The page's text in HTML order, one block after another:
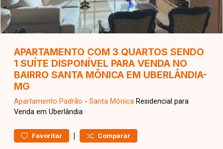
APARTAMENTO COM 3 QUARTOS SENDO
1 SUÍTE DISPONÍVEL PARA VENDA NO
BAIRRO SANTA MÔNICA EM UBERLÂNDIA-
MG
Apartamento Padrão - Santa Mônica Residencial para
Venda em Uberlândia
Favoritar | Comparar